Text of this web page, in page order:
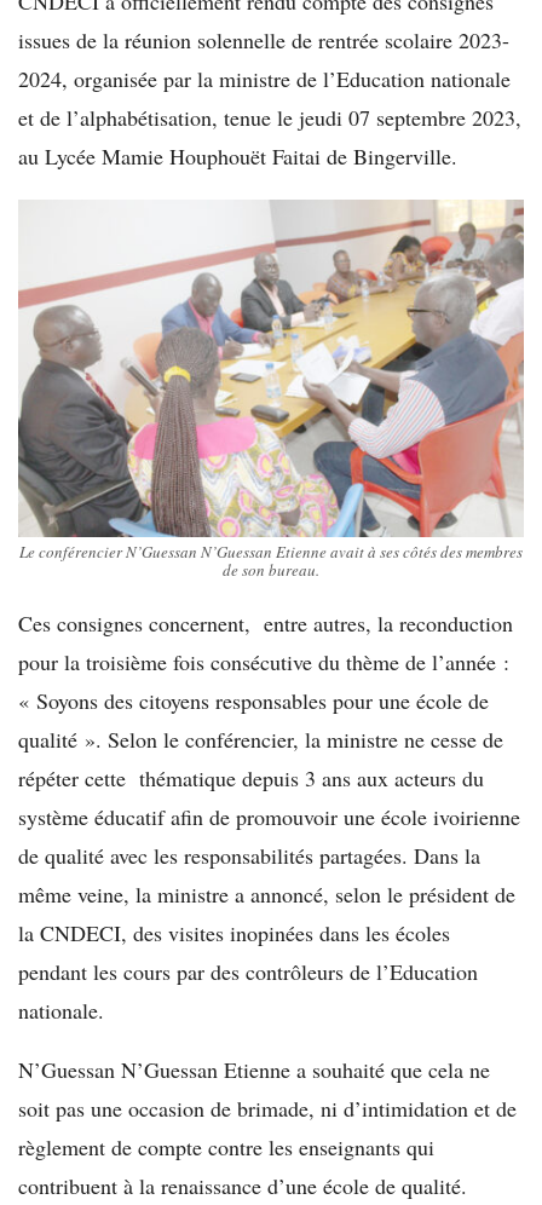
issues de la réunion solennelle de rentrée scolaire 2023-
2024, organisée par la ministre de l’Education nationale
et de l’alphabétisation, tenue le jeudi 07 septembre 2023,
au Lycée Mamie Houphouët Faitai de Bingerville.
Le conférencier N’Guessan N’Guessan Etienne avait à ses côtés des membres
de son bureau.
Ces consignes concernent, entre autres, la reconduction
pour la troisième fois consécutive du thème de l’année :
« Soyons des citoyens responsables pour une école de
qualité ». Selon le conférencier, la ministre ne cesse de
répéter cette thématique depuis 3 ans aux acteurs du
système éducatif afin de promouvoir une école ivoirienne
de qualité avec les responsabilités partagées. Dans la
même veine, la ministre a annoncé, selon le président de
la CNDECI, des visites inopinées dans les écoles
pendant les cours par des contrôleurs de l’Education
nationale.
N’Guessan N’Guessan Etienne a souhaité que cela ne
soit pas une occasion de brimade, ni d’intimidation et de
règlement de compte contre les enseignants qui
contribuent à la renaissance d’une école de qualité.